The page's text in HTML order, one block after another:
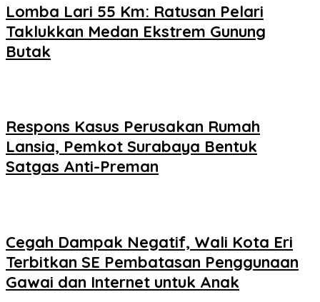
Lomba Lari 55 Km: Ratusan Pelari
Taklukkan Medan Ekstrem Gunung
Butak
Respons Kasus Perusakan Rumah
Lansia, Pemkot Surabaya Bentuk
Satgas Anti-Preman
Cegah Dampak Negatif, Wali Kota Eri
Terbitkan SE Pembatasan Penggunaan
Gawai dan Internet untuk Anak